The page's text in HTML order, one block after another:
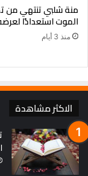
منة شلبي تنتهي من
الموت استعدادًا
منذ 3 أيام
الاكثر مشاهدة